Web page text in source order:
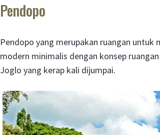
Pendopo
Pendopo yang merupakan ruangan untuk
modern minimalis dengan konsep
Joglo yang kerap kali dijumpai.